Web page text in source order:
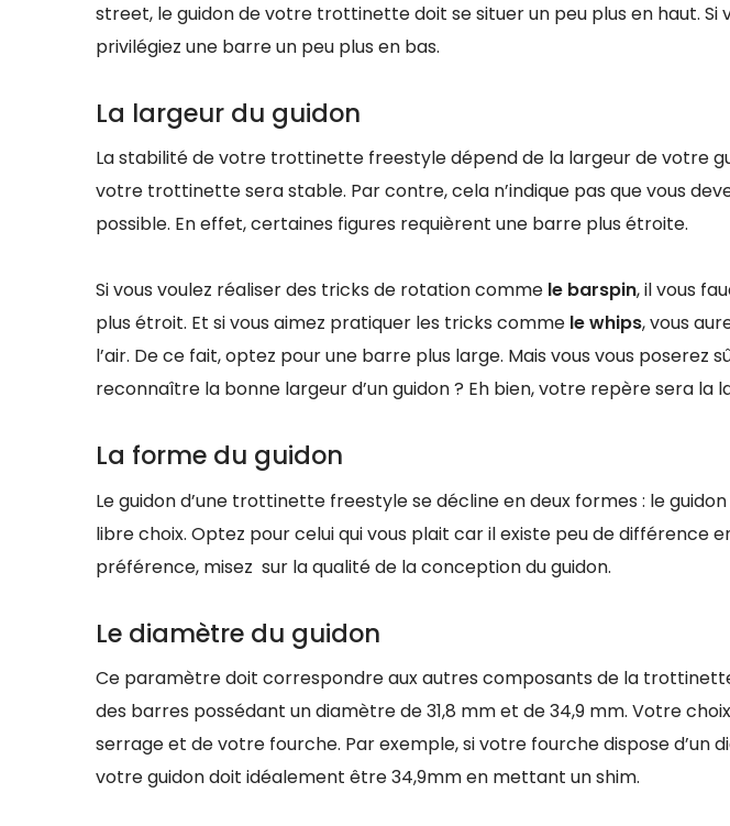
street, le guidon de votre trottinette doit se situer un peu plus en haut. Si
privilégiez une barre un peu plus en bas.
La largeur du guidon
La stabilité de votre trottinette freestyle dépend de la largeur de votre
votre trottinette sera stable. Par contre, cela n’indique pas que vous
possible. En effet, certaines figures requièrent une barre plus étroite.
Si vous voulez réaliser des tricks de rotation comme le barspin, il vous
plus étroit. Et si vous aimez pratiquer les tricks comme le whips, vous
l’air. De ce fait, optez pour une barre plus large. Mais vous vous
reconnaître la bonne largeur d’un guidon ? Eh bien, votre repère sera la
La forme du guidon
Le guidon d’une trottinette freestyle se décline en deux formes : le
libre choix. Optez pour celui qui vous plait car il existe peu de différence
préférence, misez sur la qualité de la conception du guidon.
Le diamètre du guidon
Ce paramètre doit correspondre aux autres composants de la
des barres possédant un diamètre de 31,8 mm et de 34,9 mm. Votre
serrage et de votre fourche. Par exemple, si votre fourche dispose d’un
votre guidon doit idéalement être 34,9mm en mettant un shim.